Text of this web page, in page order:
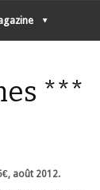
***
août 2012.